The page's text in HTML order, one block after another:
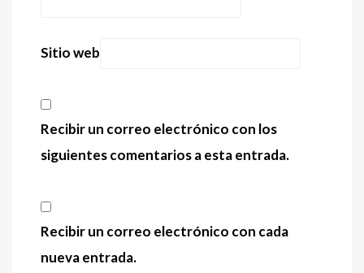
Sitio web
Recibir un correo electrónico con los
siguientes comentarios a esta entrada.
Recibir un correo electrónico con cada
nueva entrada.